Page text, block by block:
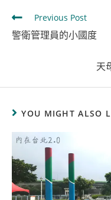
Previous Post
警衛管理員的小國度
天
YOU MIGHT ALSO